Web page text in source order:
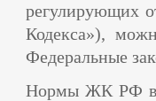
регулирующих
Кодекса»),
Федеральные
Нормы ЖК РФ в